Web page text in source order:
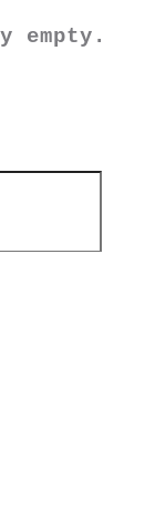
empty.